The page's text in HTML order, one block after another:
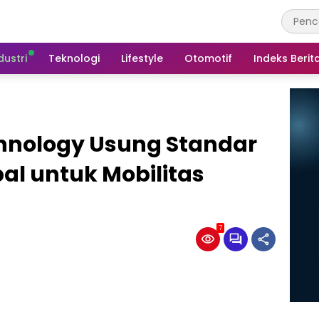
Teknologi Lifestyle Otomotif Indeks
Usung Standar
untuk Mobilitas
7